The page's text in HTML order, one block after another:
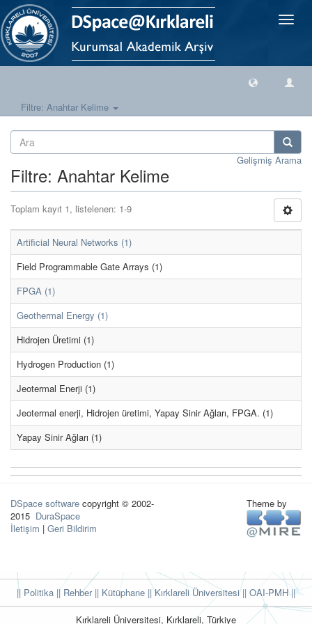
Geçiş
Filtre: Anahtar Kelime
Gelişmiş Arama
Filtre: Anahtar Kelime
Toplam kayıt 1, listelenen: 1-9
Artificial Neural Networks (1)
Field Programmable Gate Arrays (1)
FPGA (1)
Geothermal Energy (1)
Hidrojen Üretimi (1)
Hydrogen Production (1)
Jeotermal Enerji (1)
Jeotermal enerji, Hidrojen üretimi, Yapay Sinir Ağları, FPGA. (1)
Yapay Sinir Ağları (1)
DSpace software copyright © 2002-
2015 DuraSpace
İletişim | Geri Bildirim
Theme by
|| Politika || Rehber|| Kütüphane || Kırklareli Üniversitesi || OAI-PMH ||
Kırklareli Üniversitesi, Kırklareli, Türkiye